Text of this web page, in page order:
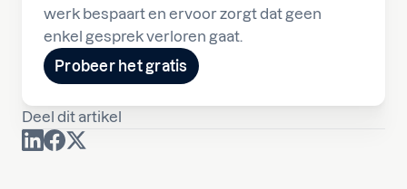
werk bespaart en ervoor zorgt dat geen
enkel gesprek verloren gaat.
Probeer het gratis
Deel dit artikel